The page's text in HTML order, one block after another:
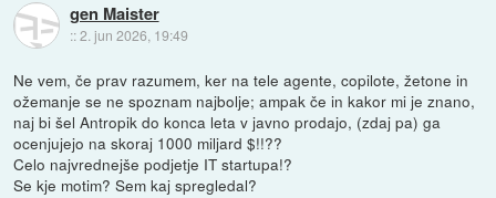
gen Maister
::2. jun 2026, 19:49
Ne vem, če prav razumem, ker na tele agente, copilote, žetone in
ožemanje se ne spoznam najbolje; ampak če in kakor mi je znano,
naj bi šel Antropik do konca leta v javno prodajo, (zdaj pa) ga
ocenjujejo na skoraj 1000 miljard $!!??
Celo najvrednejše podjetje IT startupa!?
Se kje motim? Sem kaj spregledal?